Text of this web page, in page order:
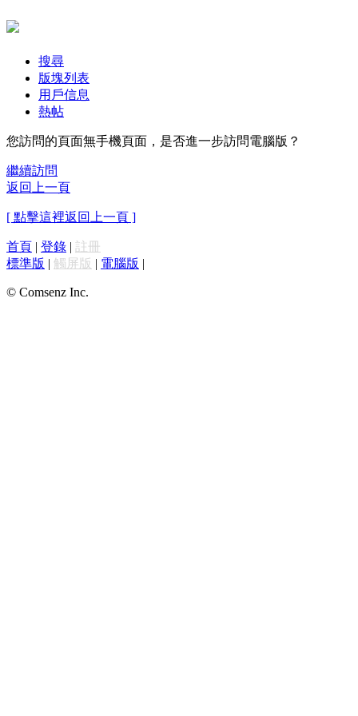
搜尋
版塊列表
用戶信息
熱帖
您訪問的頁面無手機頁面，是否進一步訪問電腦版？
繼續訪問
返回上一頁
[ 點擊這裡返回上一頁 ]
首頁 | 登錄 | 註冊
標準版 | 觸屏版 | 電腦版 |
© Comsenz Inc.